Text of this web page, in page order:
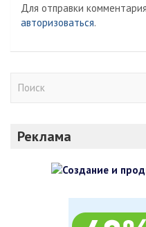
Для отправки
авторизоваться.
Реклама